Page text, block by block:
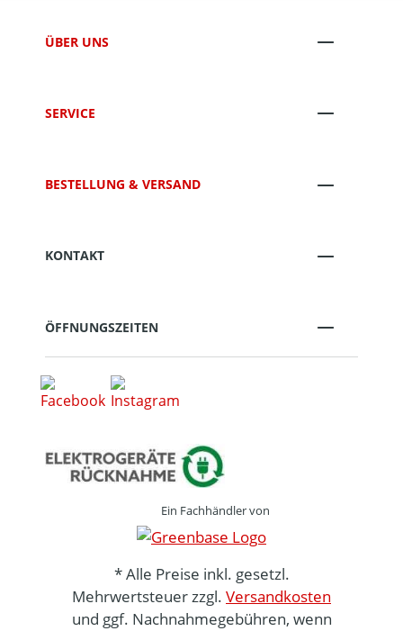
ÜBER UNS
SERVICE
BESTELLUNG & VERSAND
KONTAKT
ÖFFNUNGSZEITEN
Ein Fachhändler von
* Alle Preise inkl. gesetzl.
Mehrwertsteuer zzgl. Versandkosten
und ggf. Nachnahmegebühren, wenn